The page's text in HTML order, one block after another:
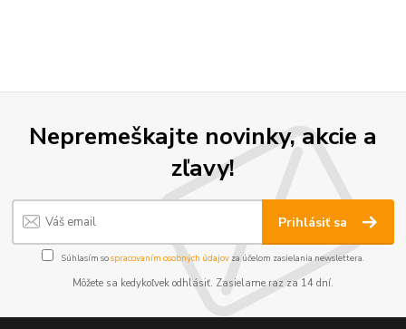
Nepremeškajte novinky, akcie a
zľavy!
Prihlásiť sa
Súhlasím sospracovaním osobných údajov za účelom zasielania newslettera.
Môžete sa kedykoľvek odhlásiť. Zasielame raz za 14 dní.